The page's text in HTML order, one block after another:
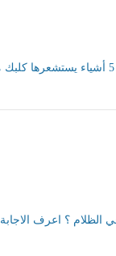
الظلام ؟ اعرف الاجابة